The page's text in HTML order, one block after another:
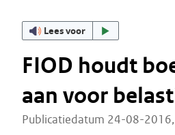
Lees voor
FIOD houdt
aan voor
Publicatiedatum 24-08-